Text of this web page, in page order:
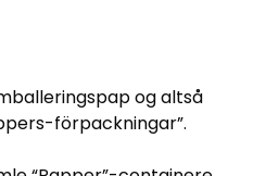
og altså
förpackningar”.